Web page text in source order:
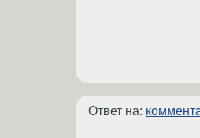
Ответ на: